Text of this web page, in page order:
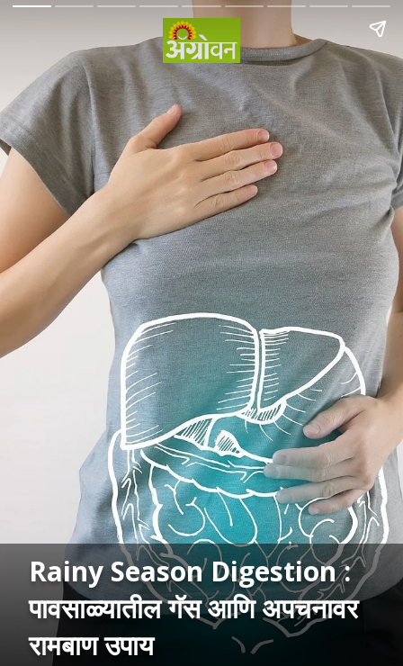
Rainy Season Digestion :
पावसाळ्यातील गॅस आणि अपचनावर
रामबाण उपाय